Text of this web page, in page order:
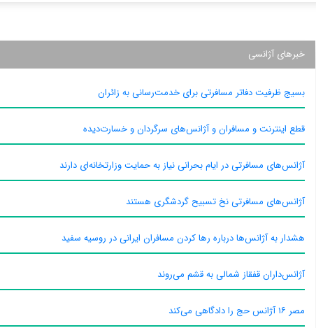
خبرهای آژانسی
بسیج ظرفیت دفاتر مسافرتی برای خدمت‌رسانی به زائران
قطع اینترنت و مسافران و آژانس‌های سرگردان و خسارت‌دیده
آژانس‌های مسافرتی در ایام بحرانی نیاز به حمایت وزارتخانه‌ای دارند
آژانس‌های مسافرتی نخ تسبیح گردشگری هستند
هشدار به آژانس‌ها درباره رها کردن مسافران ایرانی در روسیه سفید
آژانس‌داران قفقاز شمالی به قشم می‌روند
مصر ۱۶ آژانس حج را دادگاهی می‌کند